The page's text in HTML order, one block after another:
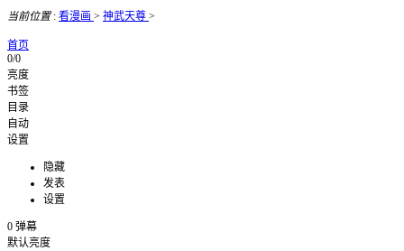
当前位置: 看漫画 > 神武天尊 >
首页
0/0
亮度
书签
目录
自动
设置
隐藏
发表
设置
0 弹幕
默认亮度